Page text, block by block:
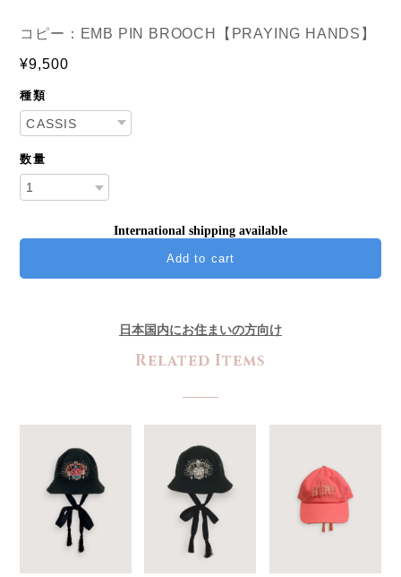
コピー：EMB PIN BROOCH【PRAYING HANDS】
¥9,500
種類
数量
International shipping available
Add to cart
日本国内にお住まいの方向け
Related Items